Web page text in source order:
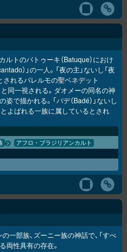
ルトのバトゥーキ（Batuque）におけ
）」の一人。「夜の主」ないし「夜
されるパレルモの聖ベネデット
と同一視される。ダオメーの同名の神
で描かれる。「バデ（Badé）」ないし
とよばれる一族に属しているとされ
アフロ・ブラジリアンカルト
一部族、ズーニー族の神話で、「すべ
両性具有の存在。